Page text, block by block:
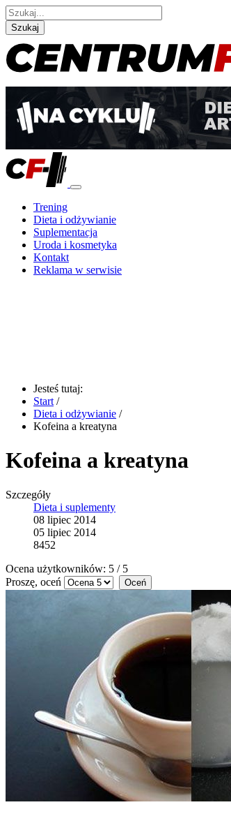
Szukaj
Trening
Dieta i odżywianie
Suplementacja
Uroda i kosmetyka
Kontakt
Reklama w serwisie
Jesteś tutaj:
Start /
Dieta i odżywianie /
Kofeina a kreatyna
Kofeina a kreatyna
Szczegóły
Dieta i suplementy
08 lipiec 2014
05 lipiec 2014
8452
Ocena użytkowników: 5 / 5
Proszę, oceń